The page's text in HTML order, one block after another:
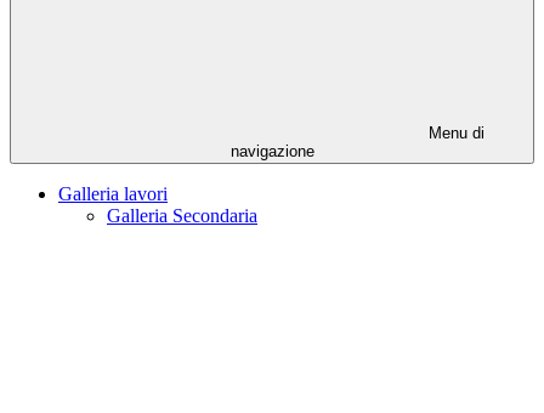
Menu di
navigazione
Galleria lavori
Galleria Secondaria